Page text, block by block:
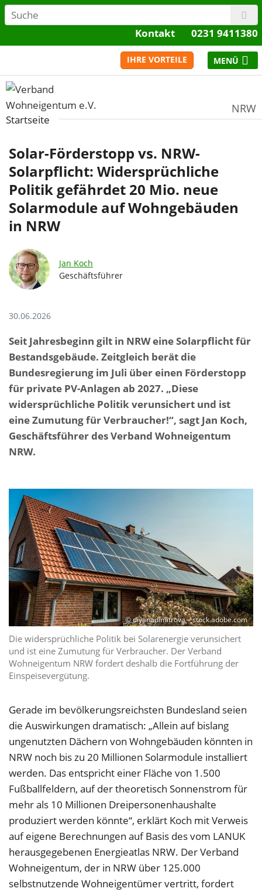
Kontakt 0231 9411380
IHRE VORTEILE
NRW
Startseite
Solar-Förderstopp vs. NRW-
Solarpflicht: Widersprüchliche
Politik gefährdet 20 Mio. neue
Solarmodule auf Wohngebäuden
in NRW
Jan Koch
Geschäftsführer
30.06.2026
Seit Jahresbeginn gilt in NRW eine Solarpflicht für
Bestandsgebäude. Zeitgleich berät die
Bundesregierung im Juli über einen Förderstopp
für private PV-Anlagen ab 2027. „Diese
widersprüchliche Politik verunsichert und ist
eine Zumutung für Verbraucher!“, sagt Jan Koch,
Geschäftsführer des Verband Wohneigentum
NRW.
© diyanadimitrova – stock.adobe.com
Die widersprüchliche Politik bei Solarenergie verunsichert
und ist eine Zumutung für Verbraucher. Der Verband
Wohneigentum NRW fordert deshalb die Fortführung der
Einspeisevergütung.
Gerade im bevölkerungsreichsten Bundesland seien
die Auswirkungen dramatisch: „Allein auf bislang
ungenutzten Dächern von Wohngebäuden könnten in
NRW noch bis zu 20 Millionen Solarmodule installiert
werden. Das entspricht einer Fläche von 1.500
Fußballfeldern, auf der theoretisch Sonnenstrom für
mehr als 10 Millionen Dreipersonenhaushalte
produziert werden könnte“, erklärt Koch mit Verweis
auf eigene Berechnungen auf Basis des vom LANUK
herausgegebenen Energieatlas NRW. Der Verband
Wohneigentum, der in NRW über 125.000
selbstnutzende Wohneigentümer vertritt, fordert